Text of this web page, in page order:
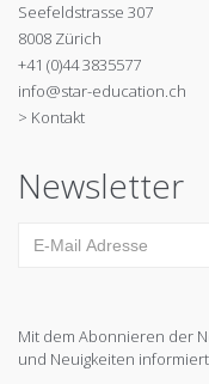
Seefeldstrasse 307
8008 Zürich
+41 (0)44 3835577
info@star-education.ch
> Kontakt
Newsletter
Mit dem Abonnieren der
und Neuigkeiten